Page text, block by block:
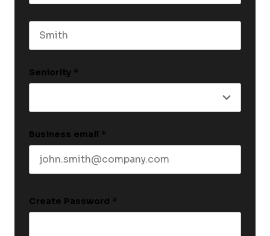
Seniority *
Business email *
Create Password *